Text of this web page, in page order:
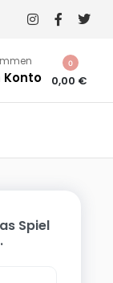
Konto 0,00 €
0
Spiel